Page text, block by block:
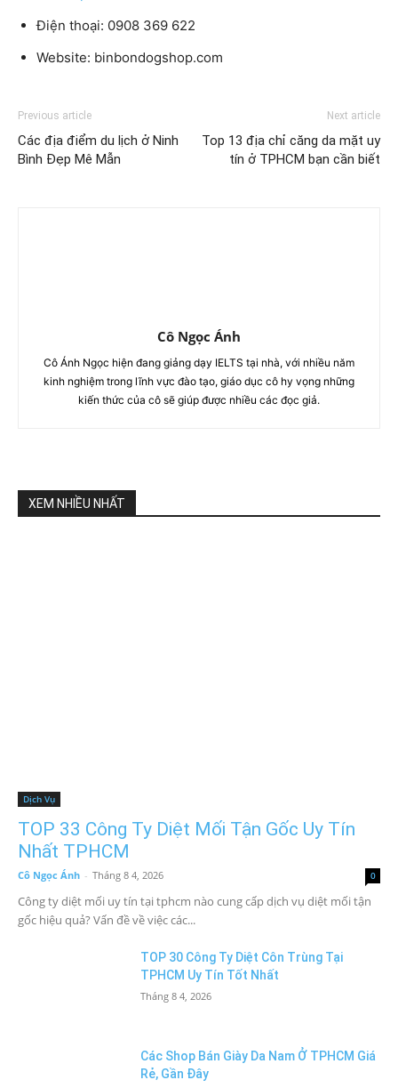
Điện thoại: 0908 369 622
Website: binbondogshop.com
Previous article
Các địa điểm du lịch ở Ninh
Bình Đẹp Mê Mẫn
Next article
Top 13 địa chỉ căng da mặt uy
tín ở TPHCM bạn cần biết
Cô Ngọc Ánh
Cô Ánh Ngọc hiện đang giảng dạy IELTS tại nhà, với nhiều năm
kinh nghiệm trong lĩnh vực đào tạo, giáo dục cô hy vọng những
kiến thức của cô sẽ giúp được nhiều các đọc giả.
XEM NHIỀU NHẤT
Dịch Vụ
TOP 33 Công Ty Diệt Mối Tận Gốc Uy Tín
Nhất TPHCM
Cô Ngọc Ánh - Tháng 8 4, 2026 0
Công ty diệt mối uy tín tại tphcm nào cung cấp dịch vụ diệt mối tận
gốc hiệu quả? Vấn đề về việc các...
TOP 30 Công Ty Diệt Côn Trùng Tại
TPHCM Uy Tín Tốt Nhất
Tháng 8 4, 2026
Các Shop Bán Giày Da Nam Ở TPHCM Giá
Rẻ, Gần Đây